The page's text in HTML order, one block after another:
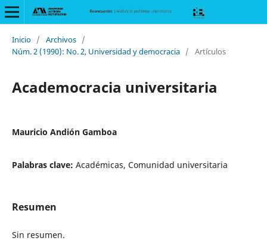
Inicio / Archivos /
Núm. 2 (1990): No. 2, Universidad y democracia / Artículos
Academocracia universitaria
Mauricio Andión Gamboa
Palabras clave: Académicas, Comunidad universitaria
Resumen
Sin resumen.